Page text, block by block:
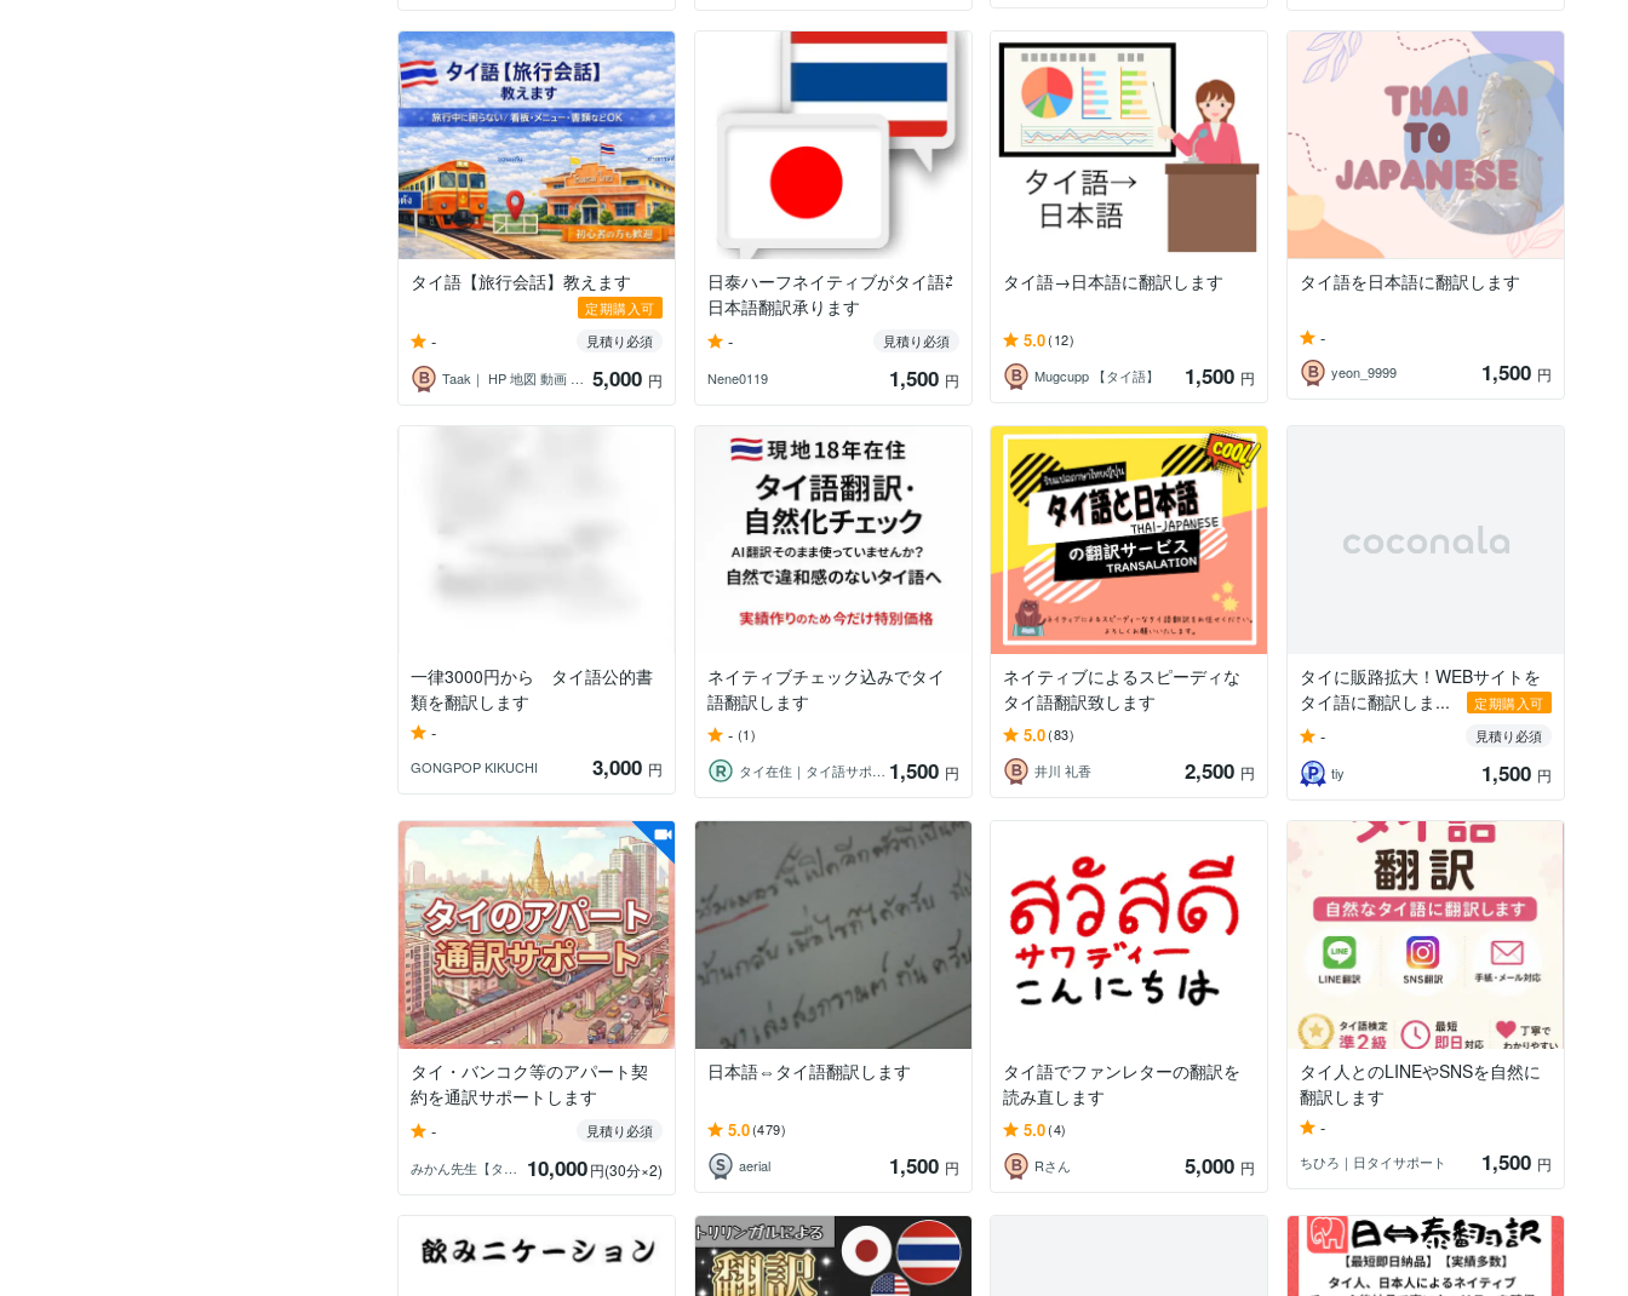
タイ語【旅行会話】教えます
定期購入可
-
見積り必須
Taak｜ HP 地図 動画 海外｜
5,000 円
日泰ハーフネイティブがタイ語⇄
日本語翻訳承ります
-
見積り必須
Nene0119
1,500 円
タイ語→日本語に翻訳します
5.0(12)
Mugcupp 【タイ語】
1,500 円
タイ語を日本語に翻訳します
-
yeon_9999 1,500 円
一律3000円から タイ語公的書
類を翻訳します
-
GONGPOP KIKUCHI 3,000 円
ネイティブチェック込みでタイ
語翻訳します
- (1)
タイ在住｜タイ語サポート 1,500 円
ネイティブによるスピーディな
タイ語翻訳致します
5.0(83)
井川 礼香
2,500 円
タイに販路拡大！WEBサイトを
タイ語に翻訳しま...
定期購入可
-
見積り必須
tiy
1,500 円
タイ・バンコク等のアパート契
約を通訳サポートします
-
見積り必須
みかん先生【タイ語・英語】
10,000円(30分×2)
日本語⇔タイ語翻訳します
5.0(479)
aerial
1,500 円
タイ語でファンレターの翻訳を
読み直します
5.0(4)
Rさん
5,000 円
タイ人とのLINEやSNSを自然に
翻訳します
-
ちひろ｜日タイサポート 1,500 円